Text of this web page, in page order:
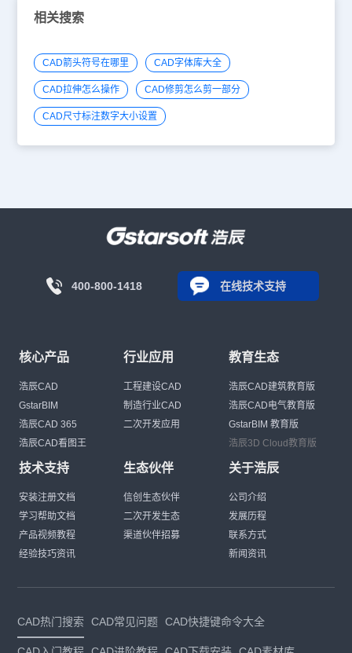
相关搜索
CAD箭头符号在哪里 CAD字体库大全
CAD拉伸怎么操作 CAD修剪怎么剪一部分
CAD尺寸标注数字大小设置
400-800-1418 在线技术支持
核心产品
浩辰CAD
GstarBIM
浩辰CAD 365
浩辰CAD看图王
行业应用
工程建设CAD
制造行业CAD
二次开发应用
教育生态
浩辰CAD建筑教育版
浩辰CAD电气教育版
GstarBIM 教育版
浩辰3D Cloud教育版
技术支持
安装注册文档
学习帮助文档
产品视频教程
经验技巧资讯
生态伙伴
信创生态伙伴
二次开发生态
渠道伙伴招募
关于浩辰
公司介绍
发展历程
联系方式
新闻资讯
CAD热门搜索 CAD常见问题 CAD快捷键命令大全